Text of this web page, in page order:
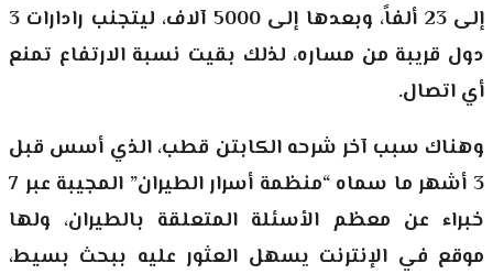
إلى 23 ألفاً، وبعدها إلى 5000 آلاف، ليتجنب رادارات 3
دول قريبة من مساره، لذلك بقيت نسبة الارتفاع تمنع
أي اتصال.
وهناك سبب آخر شرحه الكابتن قطب، الذي أسس قبل
3 أشهر ما سماه “منظمة أسرار الطيران” المجيبة عبر 7
خبراء عن معظم الأسئلة المتعلقة بالطيران، ولها
موقع في الإنترنت يسهل العثور عليه ببحث بسيط،